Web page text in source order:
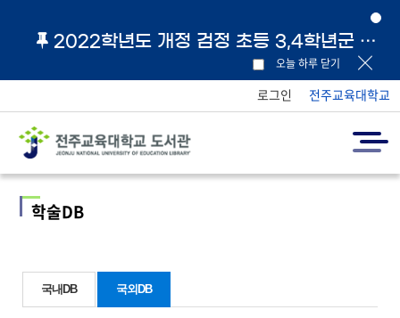
2022학년도 개정 검정 초등 3,4학년군 교과서 및 지도서 원문 링크 안내
오늘 하루 닫기
로그인 전주교육대학교
학술DB
국내DB 국외DB